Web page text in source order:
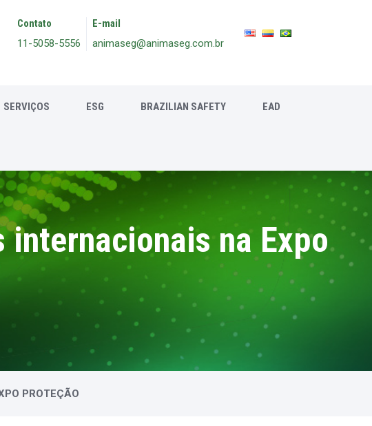
Contato
11-5058-5556
E-mail
animaseg@animaseg.com.br
SERVIÇOS ESG BRAZILIAN SAFETY EAD
na Expo
PROTEÇÃO